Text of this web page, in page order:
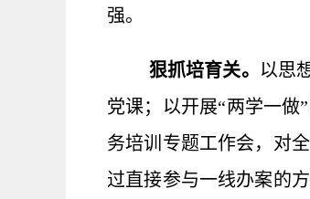
强。
狠抓培育关。
以思
党课；以开展“两学一做
务培训专题工作会，对
过直接参与一线办案的